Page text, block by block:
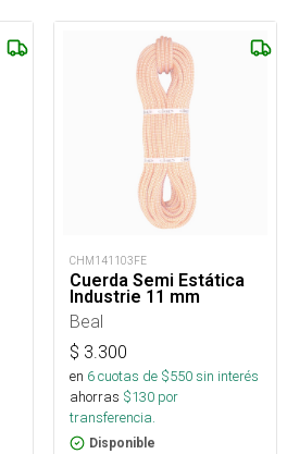
CHM141103FE
Cuerda Semi Estática
Industrie 11 mm
Beal
$ 3.300
en 6cuotas de $550sin interés
ahorras $130 por
transferencia.
Disponible